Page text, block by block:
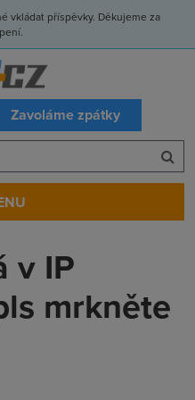
vkládat příspěvky. Děkujeme za
Zavoláme zpátky
v IP
mrkněte